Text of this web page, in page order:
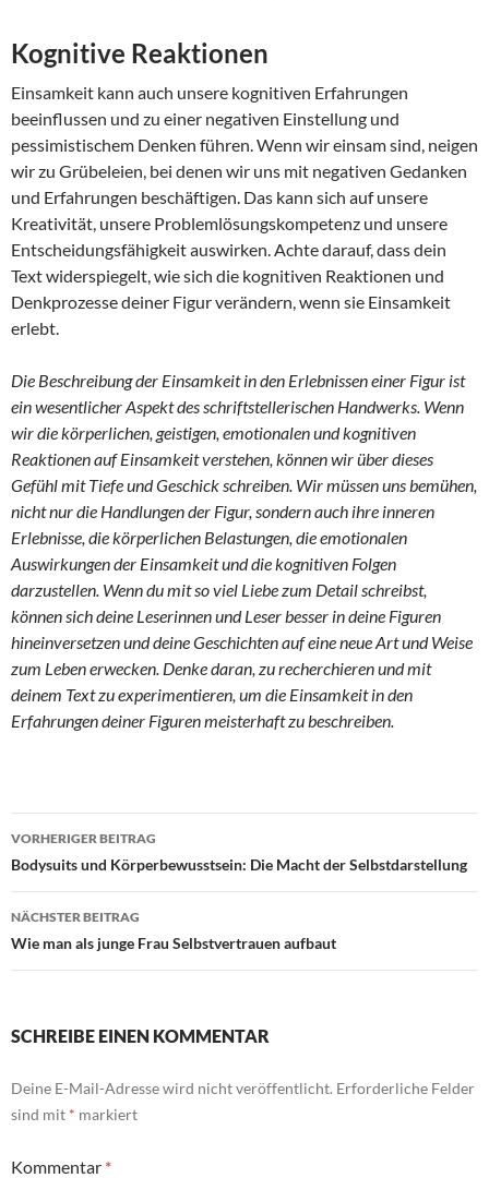
Kognitive Reaktionen
Einsamkeit kann auch unsere kognitiven Erfahrungen
beeinflussen und zu einer negativen Einstellung und
pessimistischem Denken führen. Wenn wir einsam sind, neigen
wir zu Grübeleien, bei denen wir uns mit negativen Gedanken
und Erfahrungen beschäftigen. Das kann sich auf unsere
Kreativität, unsere Problemlösungskompetenz und unsere
Entscheidungsfähigkeit auswirken. Achte darauf, dass dein
Text widerspiegelt, wie sich die kognitiven Reaktionen und
Denkprozesse deiner Figur verändern, wenn sie Einsamkeit
erlebt.
Die Beschreibung der Einsamkeit in den Erlebnissen einer Figur ist
ein wesentlicher Aspekt des schriftstellerischen Handwerks. Wenn
wir die körperlichen, geistigen, emotionalen und kognitiven
Reaktionen auf Einsamkeit verstehen, können wir über dieses
Gefühl mit Tiefe und Geschick schreiben. Wir müssen uns bemühen,
nicht nur die Handlungen der Figur, sondern auch ihre inneren
Erlebnisse, die körperlichen Belastungen, die emotionalen
Auswirkungen der Einsamkeit und die kognitiven Folgen
darzustellen. Wenn du mit so viel Liebe zum Detail schreibst,
können sich deine Leserinnen und Leser besser in deine Figuren
hineinversetzen und deine Geschichten auf eine neue Art und Weise
zum Leben erwecken. Denke daran, zu recherchieren und mit
deinem Text zu experimentieren, um die Einsamkeit in den
Erfahrungen deiner Figuren meisterhaft zu beschreiben.
Beitragsnavigation
VORHERIGER BEITRAG
Bodysuits und Körperbewusstsein: Die Macht der Selbstdarstellung
NÄCHSTER BEITRAG
Wie man als junge Frau Selbstvertrauen aufbaut
SCHREIBE EINEN KOMMENTAR
Deine E-Mail-Adresse wird nicht veröffentlicht. Erforderliche Felder
sind mit * markiert
Kommentar *